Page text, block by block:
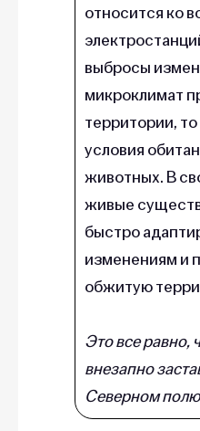
относится ко
выбросы
микроклимат
территории,
условия
животных. В
живые
быстро
изменениям и
обжитую
Это все равно,
внезапно
Северном